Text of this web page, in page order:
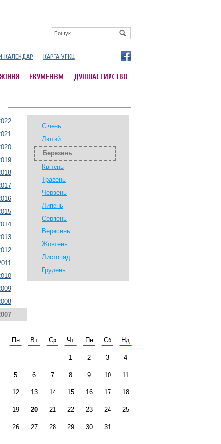
КАЛЕНДАР КАРТА УГКЦ
ЕКУМЕНІЗМ ДУШПАСТИРСТВО
Січень
Лютий
Березень
Квітень
Травень
Червень
Липень
Серпень
Вересень
Жовтень
Листопад
Грудень
Пн Вт Ср Чт Пн Сб Нд
1 2 3 4
5 6 7 8 9 10 11
12 13 14 15 16 17 18
19 20 21 22 23 24 25
26 27 28 29 30 31